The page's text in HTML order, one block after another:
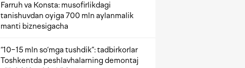
Farruh va Konsta: musofirlikdagi
tanishuvdan oyiga 700 mln aylanmalik
manti biznesigacha
“10−15 mln so‘mga tushdik”: tadbirkorlar
Toshkentda peshlavhalarning demontaj